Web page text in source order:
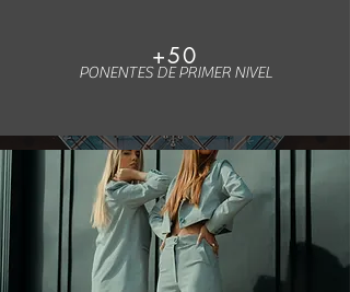
+50
PONENTES DE PRIMER NIVEL